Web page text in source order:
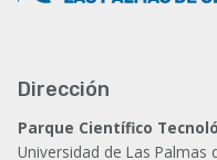
Dirección
Parque Científico
Universidad de Las Palmas